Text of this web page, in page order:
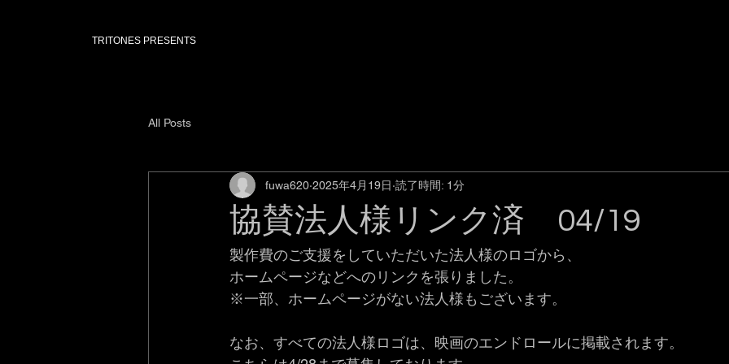
TRITONES PRESENTS
All Posts
協賛法人様リンク済 04/19
fuwa620 2025年4月19日 読了時間: 1分
製作費のご支援をしていただいた法人様のロゴから、
ホームページなどへのリンクを張りました。
※一部、ホームページがない法人様もございます。
なお、すべての法人様ロゴは、映画のエンドロールに掲載されます。